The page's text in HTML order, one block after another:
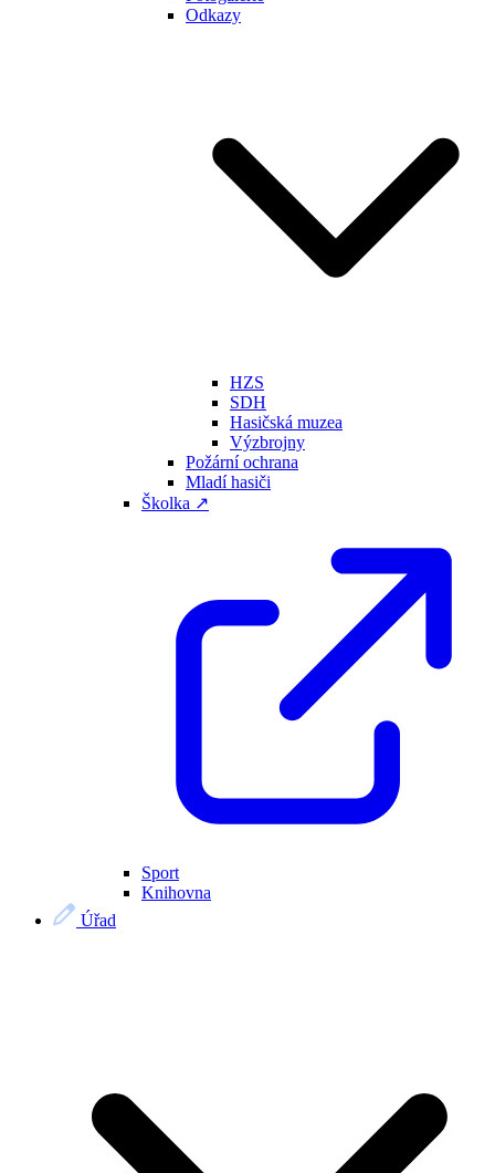
Odkazy
HZS
SDH
Hasičská muzea
Výzbrojny
Požární ochrana
Mladí hasiči
Školka ↗
Sport
Knihovna
Úřad